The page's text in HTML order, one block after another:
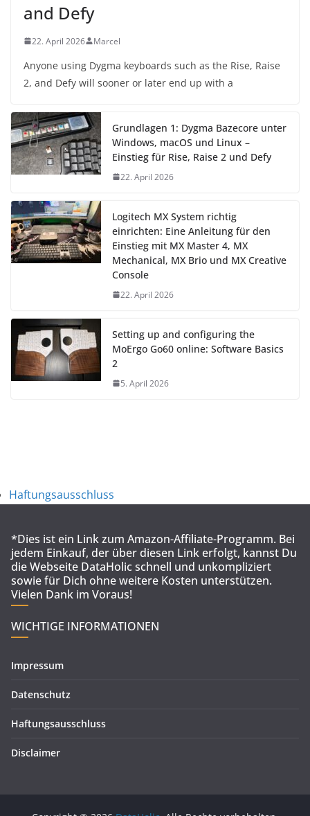
and Defy
22. April 2026 Marcel
Anyone using Dygma keyboards such as the Rise, Raise
2, and Defy will sooner or later end up with a
Grundlagen 1: Dygma Bazecore unter
Windows, macOS und Linux –
Einstieg für Rise, Raise 2 und Defy
22. April 2026
Logitech MX System richtig
einrichten: Eine Anleitung für den
Einstieg mit MX Master 4, MX
Mechanical, MX Brio und MX Creative
Console
22. April 2026
Setting up and configuring the
MoErgo Go60 online: Software Basics
2
5. April 2026
Haftungsausschluss
*Dies ist ein Link zum Amazon-Affiliate-Programm. Bei
jedem Einkauf, der über diesen Link erfolgt, kannst Du
die Webseite DataHolic schnell und unkompliziert
sowie für Dich ohne weitere Kosten unterstützen.
Vielen Dank im Voraus!
WICHTIGE INFORMATIONEN
Impressum
Datenschutz
Haftungsausschluss
Disclaimer